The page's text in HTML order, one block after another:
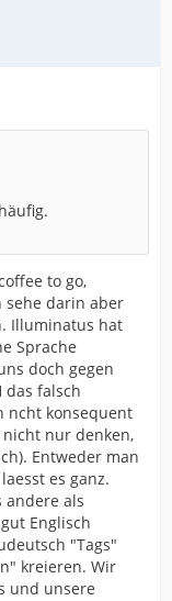
to go,
sehe darin aber
Illuminatus hat
Sprache
doch gegen
das falsch
ncht konsequent
nicht nur denken,
Entweder man
es ganz.
andere als
Englisch
"Tags"
kreieren. Wir
und unsere